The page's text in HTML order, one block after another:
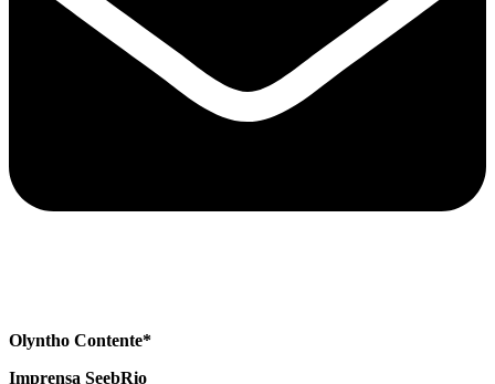
Olyntho Contente*
Imprensa SeebRio